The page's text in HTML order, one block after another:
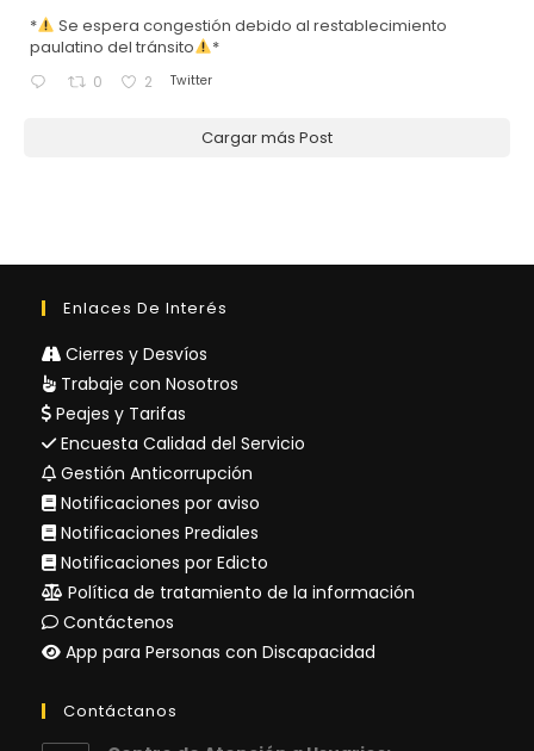
*
Se espera congestión debido al restablecimiento
paulatino del tránsito
*
0 2 Twitter
Cargar más Post
Enlaces De Interés
Cierres y Desvíos
Trabaje con Nosotros
Peajes y Tarifas
Encuesta Calidad del Servicio
Gestión Anticorrupción
Notificaciones por aviso
Notificaciones Prediales
Notificaciones por Edicto
Política de tratamiento de la información
Contáctenos
App para Personas con Discapacidad
Contáctanos